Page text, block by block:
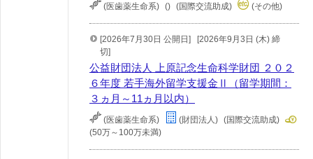
(医歯薬生命系) () (国際交流助成) (その他)
[2026年7月30日 公開日]
[2026年9月3日 (木) 締
切]
公益財団法人 上原記念生命科学財団 ２０２
６年度 若手海外留学支援金Ⅱ（留学期間：
３ヵ月～11ヵ月以内）
(医歯薬生命系) (財団法人) (国際交流助成)
(50万～100万未満)